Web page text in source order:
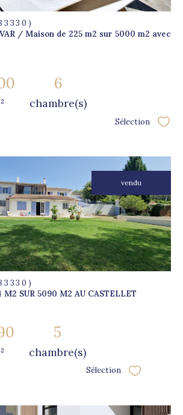
/ Maison de 225 m2 sur 5000 m2 avec
6
chambre(s)
Sélection
vendu
voir le
bien
M2 SUR 5090 M2 AU CASTELLET
5
chambre(s)
Sélection Sélectionner